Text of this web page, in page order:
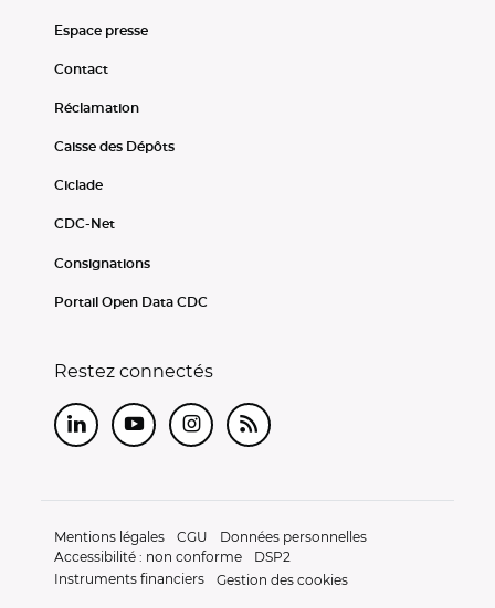
Espace presse
Contact
Réclamation
Caisse des Dépôts
Ciclade
CDC-Net
Consignations
Portail Open Data CDC
Restez connectés
LinkedInYoutubeInstagram
RSS
Mentions légales CGU
Données personnelles
Accessibilité : non conforme
DSP2
Instruments financiers
Gestion des cookies